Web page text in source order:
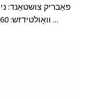
פאַבריק צושטאַנד:
וואָולטידזש: 380/415/660 מאַכט (וו): 38 קג וואָג: 1500 קג ומבאַקוועם ...